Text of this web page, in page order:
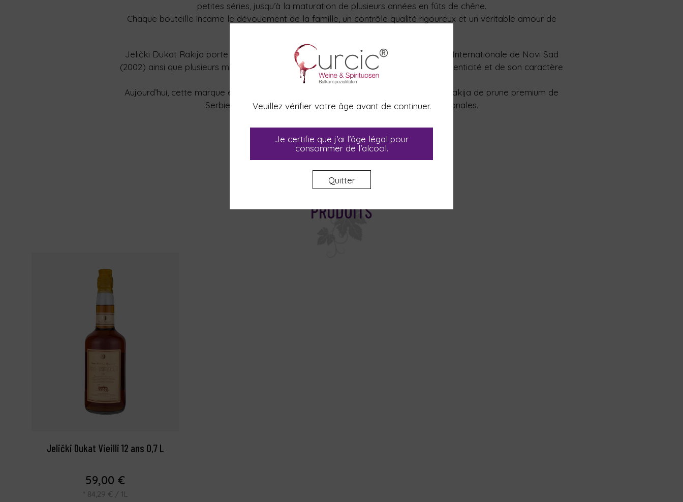
petites séries, jusqu’à la maturation de plusieurs années en fûts de chêne.
Chaque bouteille incarne le dévouement de la famille, un contrôle qualité rigoureux et un véritable amour de
Jelički Dukat Rakija porte fièrement le titre de Champion de la Qualité de la Foire Internationale de Novi Sad
(2002) ainsi que plusieurs médailles d’or (2003, 2004, 2013) – une preuve de son authenticité et de son caractère
raffiné.
Aujourd’hui, cette marque est considérée comme un véritable ambassadeur de la rakija de prune premium de
Serbie, reconnue et appréciée bien au-delà des frontières nationales.
Visiter le site web
PRODUITS
Jelički Dukat Vieilli 12 ans 0,7 L
59,00 €
* 84,29 € / 1L
Veuillez vérifier votre âge avant de continuer.
Je certifie que j’ai l’âge légal pour
consommer de l’alcool.
Quitter